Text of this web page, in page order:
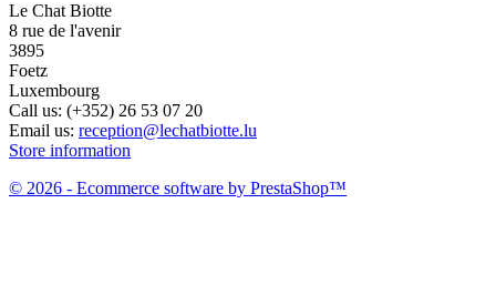
Le Chat Biotte
8 rue de l'avenir
3895
Foetz
Luxembourg
Call us: (+352) 26 53 07 20
Email us: reception@lechatbiotte.lu
Store information
© 2026 - Ecommerce software by PrestaShop™